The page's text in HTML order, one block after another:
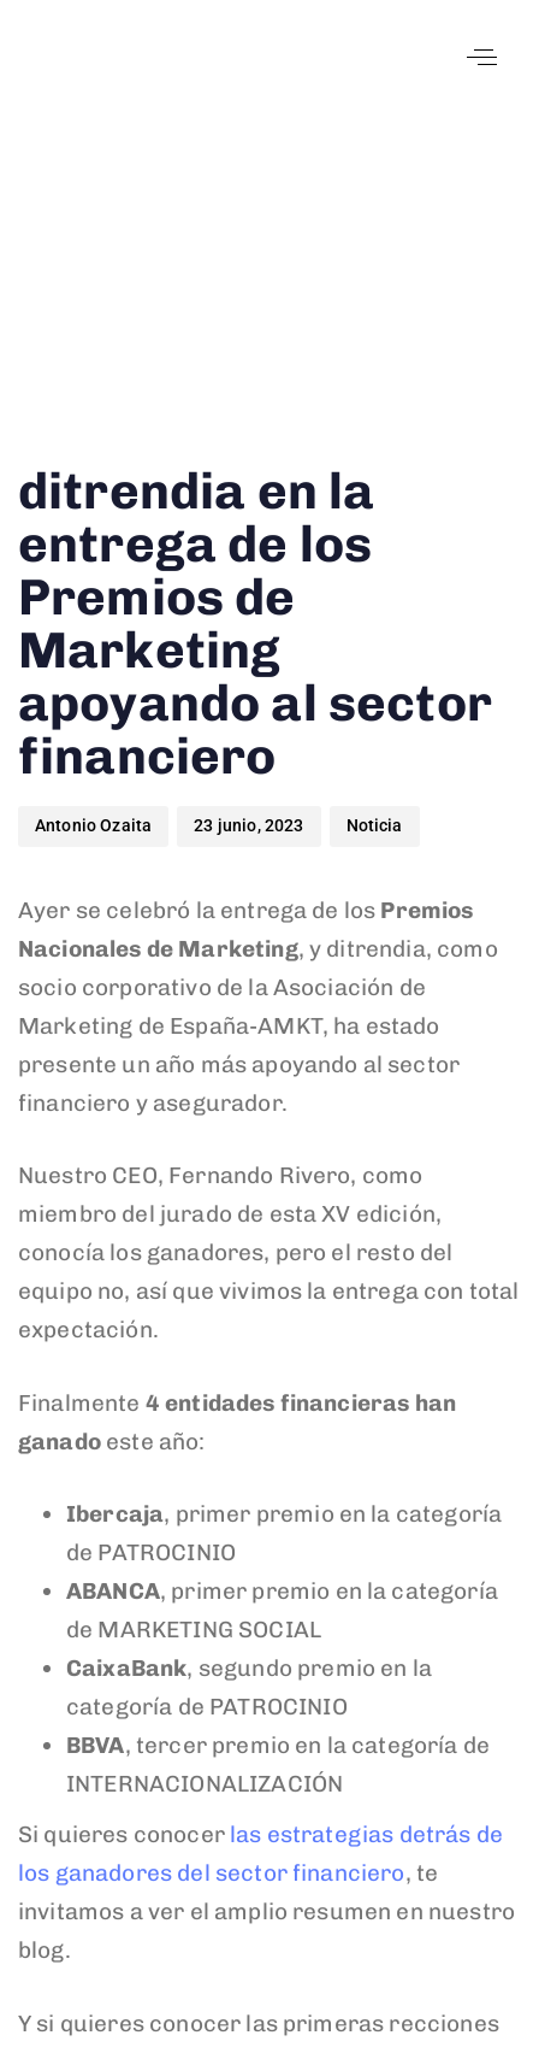
ditrendia en la
entrega de los
Premios de
Marketing
apoyando al sector
financiero
Antonio Ozaita 23 junio, 2023 Noticia
Ayer se celebró la entrega de los Premios
Nacionales de Marketing, y ditrendia, como
socio corporativo de la Asociación de
Marketing de España-AMKT, ha estado
presente un año más apoyando al sector
financiero y asegurador.
Nuestro CEO, Fernando Rivero, como
miembro del jurado de esta XV edición,
conocía los ganadores, pero el resto del
equipo no, así que vivimos la entrega con total
expectación.
Finalmente 4 entidades financieras han
ganadoeste año:
Ibercaja, primer premio en la categoría
de PATROCINIO
ABANCA, primer premio en la categoría
de MARKETING SOCIAL
CaixaBank, segundo premio en la
categoría de PATROCINIO
BBVA, tercer premio en la categoría de
INTERNACIONALIZACIÓN
Si quieres conocer las estrategias detrás de
los ganadores del sector financiero, te
invitamos a ver el amplio resumen en nuestro
blog.
Y si quieres conocer las primeras recciones